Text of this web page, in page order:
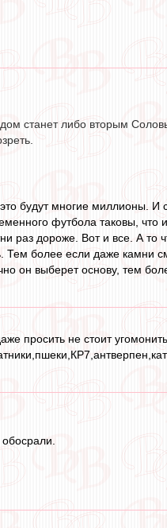
станет либо вторым
будут многие миллионы.
футбола таковы,
раз дороже. Вот и все. А то
более если даже камни
он выберет основу, тем
просить не стоит